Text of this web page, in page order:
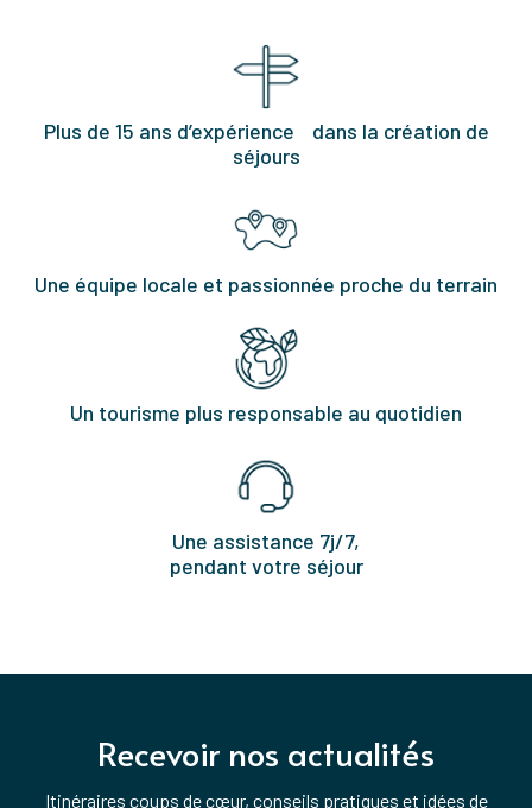
Plus de 15 ans d’expérience dans la création de
séjours
Une équipe locale et passionnée proche du terrain
Un tourisme plus responsable au quotidien
Une assistance 7j/7,
pendant votre séjour
Recevoir nos actualités
Itinéraires coups de cœur, conseils pratiques et idées de